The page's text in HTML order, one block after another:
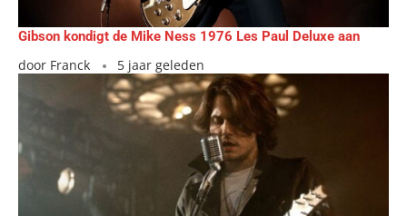
Gibson kondigt de Mike Ness 1976 Les Paul Deluxe aan
door Franck 5 jaar geleden